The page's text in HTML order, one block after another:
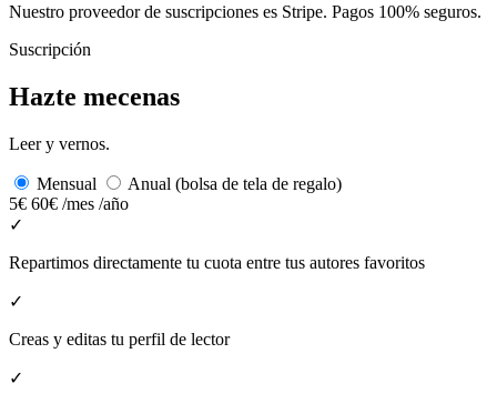
Nuestro proveedor de suscripciones es Stripe. Pagos 100% seguros.
Suscripción
Hazte mecenas
Leer y vernos.
Mensual
Anual (bolsa de tela de regalo)
5€ 60€ /mes /año
✓
Repartimos directamente tu cuota entre tus autores favoritos
✓
Creas y editas tu perfil de lector
✓